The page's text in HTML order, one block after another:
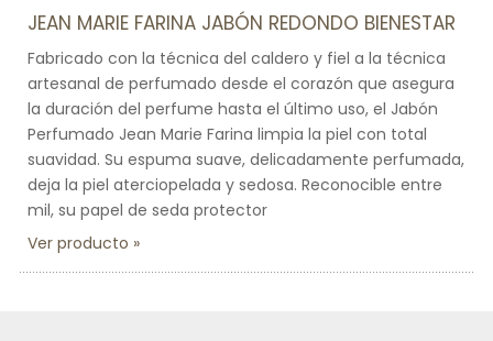
JEAN MARIE FARINA JABÓN REDONDO BIENESTAR
Fabricado con la técnica del caldero y fiel a la técnica
artesanal de perfumado desde el corazón que asegura
la duración del perfume hasta el último uso, el Jabón
Perfumado Jean Marie Farina limpia la piel con total
suavidad. Su espuma suave, delicadamente perfumada,
deja la piel aterciopelada y sedosa. Reconocible entre
mil, su papel de seda protector
Ver producto